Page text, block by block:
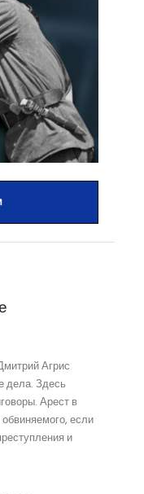
Агрис
дела. Здесь
Арест в
если
и